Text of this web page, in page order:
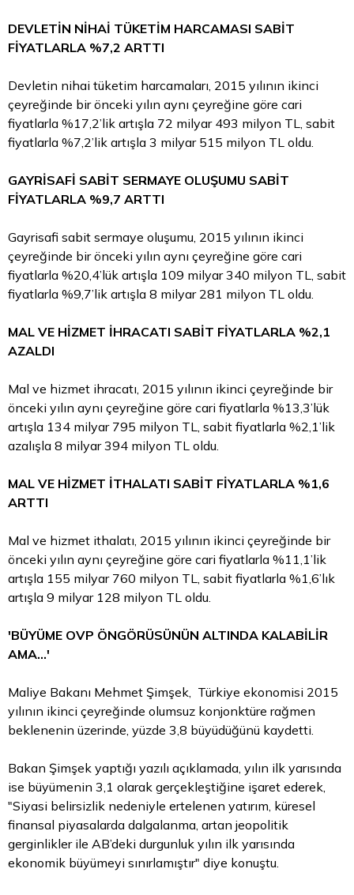
DEVLETİN NİHAİ TÜKETİM HARCAMASI SABİT
FİYATLARLA %7,2 ARTTI
Devletin nihai tüketim harcamaları, 2015 yılının ikinci
çeyreğinde bir önceki yılın aynı çeyreğine göre cari
fiyatlarla %17,2’lik artışla 72 milyar 493 milyon TL, sabit
fiyatlarla %7,2’lik artışla 3 milyar 515 milyon TL oldu.
GAYRİSAFİ SABİT SERMAYE OLUŞUMU SABİT
FİYATLARLA %9,7 ARTTI
Gayrisafi sabit sermaye oluşumu, 2015 yılının ikinci
çeyreğinde bir önceki yılın aynı çeyreğine göre cari
fiyatlarla %20,4’lük artışla 109 milyar 340 milyon TL, sabit
fiyatlarla %9,7’lik artışla 8 milyar 281 milyon TL oldu.
MAL VE HİZMET İHRACATI SABİT FİYATLARLA %2,1
AZALDI
Mal ve hizmet ihracatı, 2015 yılının ikinci çeyreğinde bir
önceki yılın aynı çeyreğine göre cari fiyatlarla %13,3’lük
artışla 134 milyar 795 milyon TL, sabit fiyatlarla %2,1’lik
azalışla 8 milyar 394 milyon TL oldu.
MAL VE HİZMET İTHALATI SABİT FİYATLARLA %1,6
ARTTI
Mal ve hizmet ithalatı, 2015 yılının ikinci çeyreğinde bir
önceki yılın aynı çeyreğine göre cari fiyatlarla %11,1’lik
artışla 155 milyar 760 milyon TL, sabit fiyatlarla %1,6’lık
artışla 9 milyar 128 milyon TL oldu.
'BÜYÜME OVP ÖNGÖRÜSÜNÜN ALTINDA KALABİLİR
AMA...'
Maliye Bakanı Mehmet Şimşek, Türkiye ekonomisi 2015
yılının ikinci çeyreğinde olumsuz konjonktüre rağmen
beklenenin üzerinde, yüzde 3,8 büyüdüğünü kaydetti.
Bakan Şimşek yaptığı yazılı açıklamada, yılın ilk yarısında
ise büyümenin 3,1 olarak gerçekleştiğine işaret ederek,
"Siyasi belirsizlik nedeniyle ertelenen yatırım, küresel
finansal piyasalarda dalgalanma, artan jeopolitik
gerginlikler ile AB’deki durgunluk yılın ilk yarısında
ekonomik büyümeyi sınırlamıştır" diye konuştu.